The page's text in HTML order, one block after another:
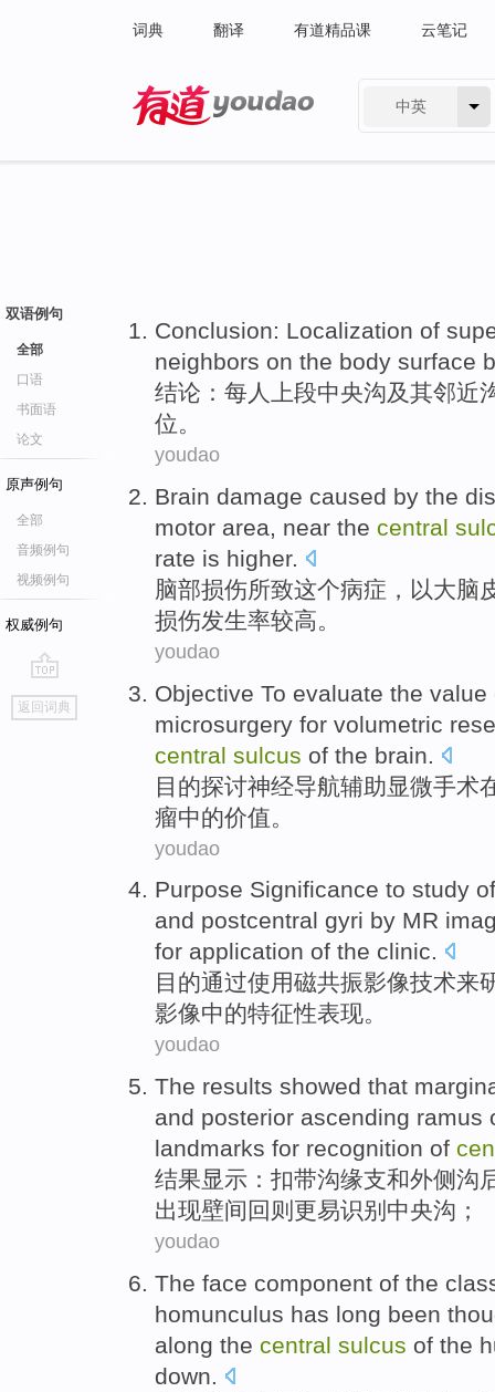
词典 翻译 有道精品课 云笔记
中英
双语例句
全部
口语
书面语
论文
原声例句
全部
音频例句
视频例句
权威例句
go
top
返回词典
Conclusion: Localization of
neighbors on the body surface
结论 ：每人上段中央沟及其邻近
位。
youdao
Brain damage caused by the
motor area, near the central
rate is higher.
脑部损伤所致这个病症 ，以大脑
损伤发生率较高。
youdao
Objective To evaluate the value
microsurgery for volumetric
central sulcus of the brain.
目的探讨神经导航辅助显微手术
瘤中的价值 。
youdao
Purpose Significance to study
and postcentral gyri by MR
for application of the clinic.
目的通过使用磁共振影像技术来
影像中的特征性表现。
youdao
The results showed that
and posterior ascending ramus
landmarks for recognition of
结果显示 ： 扣带沟缘支和外侧沟
出现壁间回则更易识别中央沟；
youdao
The face component of the
homunculus has long been
along the central sulcus of the
down.